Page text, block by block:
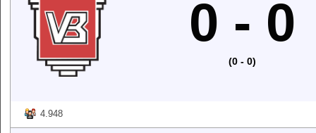
0 - 0
(0 - 0)
4.948